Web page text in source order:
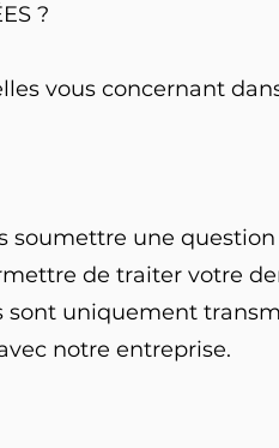
?
vous concernant
soumettre une
de traiter votre
sont uniquement
notre entreprise.